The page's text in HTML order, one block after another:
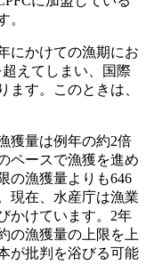
。
にかけての漁期にお
えてしまい、国際
ます。このときは、
獲量は例年の約2倍
ペースで漁獲を進め
の漁獲量よりも646
現在、水産庁は漁業
かけています。2年
の漁獲量の上限を上
が批判を浴びる可能